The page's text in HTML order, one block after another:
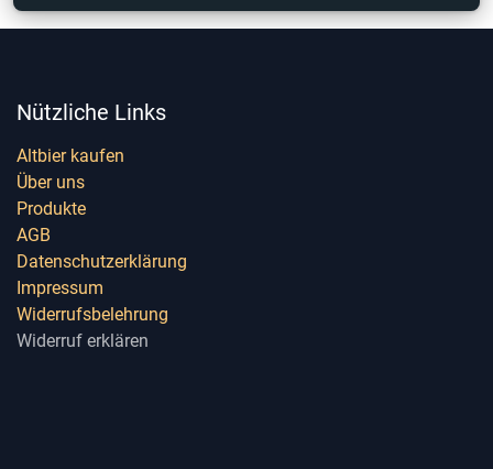
Nützliche Links
Altbier kaufen
Über uns
Produkte
AGB
Datenschutzerklärung
Impressum
Widerrufsbelehrung
Widerruf erklären